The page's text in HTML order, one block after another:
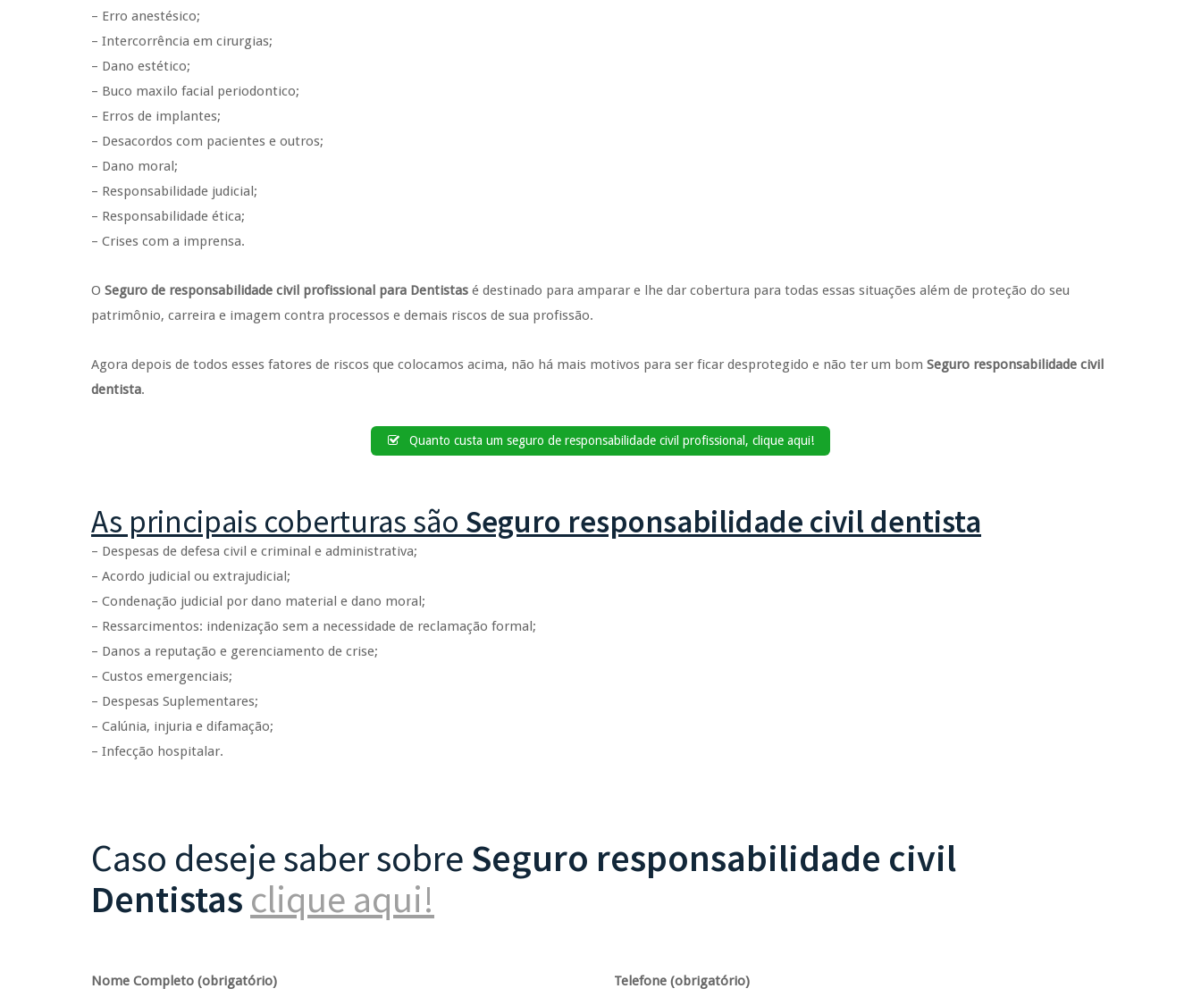
– Erro anestésico;
– Intercorrência em cirurgias;
– Dano estético;
– Buco maxilo facial periodontico;
– Erros de implantes;
– Desacordos com pacientes e outros;
– Dano moral;
– Responsabilidade judicial;
– Responsabilidade ética;
– Crises com a imprensa.
O Seguro de responsabilidade civil profissional para Dentistas é destinado para amparar e lhe dar cobertura para todas essas situações além de proteção do seu
patrimônio, carreira e imagem contra processos e demais riscos de sua profissão.
Agora depois de todos esses fatores de riscos que colocamos acima, não há mais motivos para ser ficar desprotegido e não ter um bom Seguro responsabilidade civil
dentista.
Quanto custa um seguro de responsabilidade civil profissional, clique aqui!
As principais coberturas são Seguro responsabilidade civil dentista
– Despesas de defesa civil e criminal e administrativa;
– Acordo judicial ou extrajudicial;
– Condenação judicial por dano material e dano moral;
– Ressarcimentos: indenização sem a necessidade de reclamação formal;
– Danos a reputação e gerenciamento de crise;
– Custos emergenciais;
– Despesas Suplementares;
– Calúnia, injuria e difamação;
– Infecção hospitalar.
Caso deseje saber sobre Seguro responsabilidade civil
Dentistas clique aqui!
Nome Completo (obrigatório) Telefone (obrigatório)